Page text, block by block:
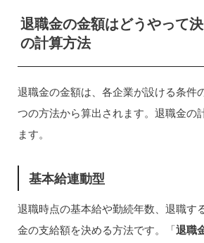
退職金の金額はどうやって
の計算方法
退職金の金額は、各企業が設ける条件
つの方法から算出されます。退職金の
ます。
基本給連動型
退職時点の基本給や勤続年数、退職す
金の支給額を決める方法です。「退職